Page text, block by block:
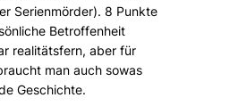
Serienmörder). 8 Punkte
Betroffenheit
realitätsfern, aber für
man auch sowas
Geschichte.